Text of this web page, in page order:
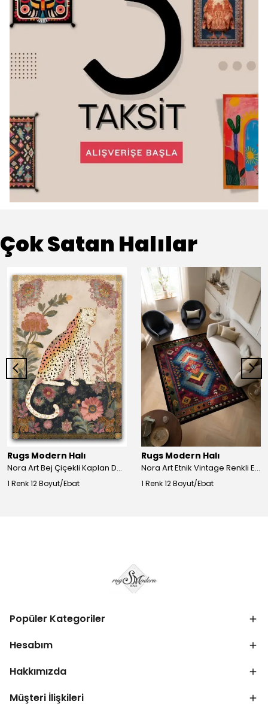
Çok Satan Halılar
Rugs Modern Halı
Nora Art Bej Çiçekli Kaplan Desenli Dokuma Taban Dekoratif Salon Halısı 61
1 Renk 12 Boyut/Ebat
Rugs Modern Halı
Nora Art Etnik Vintage Renkli Eskitme Dokuma Taban Dekoratif Salon Halısı 63
1 Renk 12 Boyut/Ebat
Popüler Kategoriler
Hesabım
Hakkımızda
Müşteri İlişkileri